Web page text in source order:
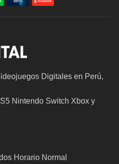
Digitales en Perú,
Nintendo Switch Xbox y
Horario Normal